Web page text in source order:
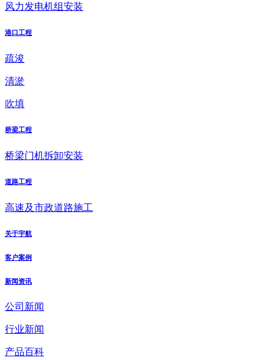
风力发电机组安装
港口工程
疏浚
清淤
吹填
桥梁工程
桥梁门机拆卸安装
道路工程
高速及市政道路施工
关于宇航
客户案例
新闻资讯
公司新闻
行业新闻
产品百科